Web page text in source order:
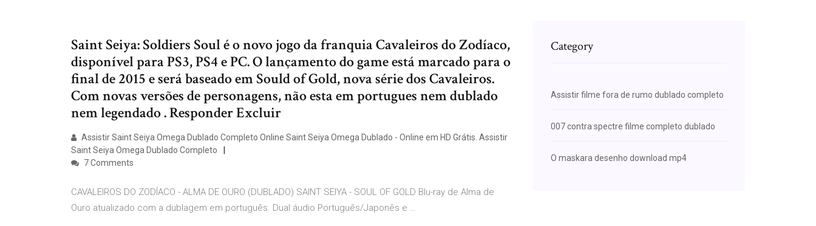
Saint Seiya: Soldiers Soul é o novo jogo da franquia Cavaleiros do Zodíaco,
disponível para PS3, PS4 e PC. O lançamento do game está marcado para o
final de 2015 e será baseado em Sould of Gold, nova série dos Cavaleiros.
Com novas versões de personagens, não esta em portugues nem dublado
nem legendado . Responder Excluir
Assistir Saint Seiya Omega Dublado Completo Online Saint Seiya Omega Dublado - Online em HD Grátis. Assistir
Saint Seiya Omega Dublado Completo
7 Comments
CAVALEIROS DO ZODÍACO - ALMA DE OURO (DUBLADO) SAINT SEIYA - SOUL OF GOLD Blu-ray de Alma de
Ouro atualizado com a dublagem em português. Dual áudio Português/Japonês e …
Category
Assistir filme fora de rumo dublado completo
007 contra spectre filme completo dublado
O maskara desenho download mp4